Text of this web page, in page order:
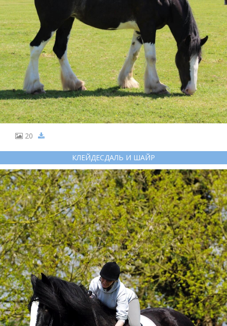
20
КЛЕЙДЕСДАЛЬ И ШАЙР